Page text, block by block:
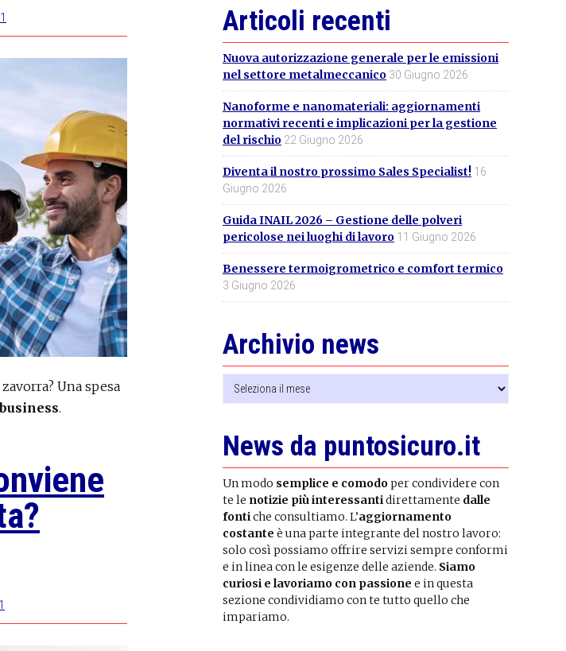
Una spesa
.
Articoli recenti
Nuova autorizzazione generale per le emissioni
nel settore metalmeccanico 30 Giugno 2026
Nanoforme e nanomateriali: aggiornamenti
normativi recenti e implicazioni per la gestione
del rischio 22 Giugno 2026
Diventa il nostro prossimo Sales Specialist! 16
Giugno 2026
Guida INAIL 2026 – Gestione delle polveri
pericolose nei luoghi di lavoro 11 Giugno 2026
Benessere termoigrometrico e comfort termico
3 Giugno 2026
Archivio news
Archivio
news
News da puntosicuro.it
Un modo semplice e comodoper condividere con
te le notizie più interessantidirettamente dalle
fontiche consultiamo. L’aggiornamento
costante è una parte integrante del nostro lavoro:
solo così possiamo offrire servizi sempre conformi
e in linea con le esigenze delle aziende. Siamo
curiosi e lavoriamo con passione e in questa
sezione condividiamo con te tutto quello che
impariamo.